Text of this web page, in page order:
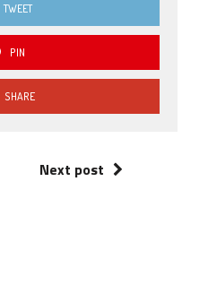
TWEET
PIN
SHARE
Next post